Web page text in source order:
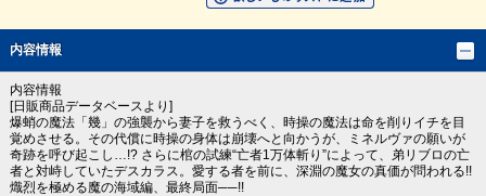
内容情報
内容情報
[日販商品データベースより]
爆蛸の魔法「幾」の強襲から妻子を救うべく、時操の魔法は命を削りイチを目
覚めさせる。その代償に時操の身体は崩壊へと向かうが、ミネルヴァの願いが
奇跡を呼び起こし…!? さらに棺の試練“亡者1万体斬り”によって、弟リブロの亡
者と対峙していたデスカラス。愛する者を前に、深淵の魔女の真価が問われる!!
熾烈を極める魔の海域編、最終局面──!!